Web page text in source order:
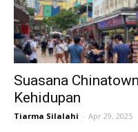
Suasana
Kehidupan
Tiarma Silalahi - Apr 29, 2025